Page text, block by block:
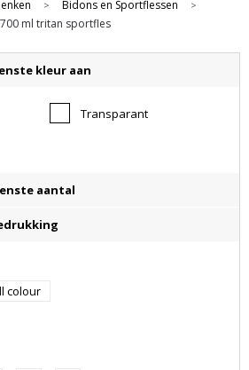
> Bidons en Sportflessen >
ml tritan sportfles
kleur aan
Transparant
aantal
colour